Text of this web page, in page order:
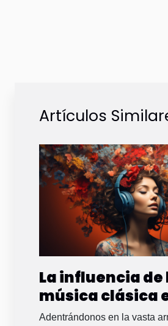
Artículos
La influencia de
música clásica
salud mental
Adentrándonos en la vasta